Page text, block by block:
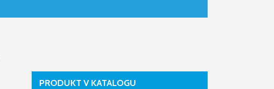
PRODUKT V KATALOGU